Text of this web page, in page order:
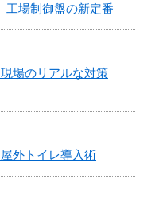
工場制御盤の新定番
場のリアルな対策
外トイレ導入術